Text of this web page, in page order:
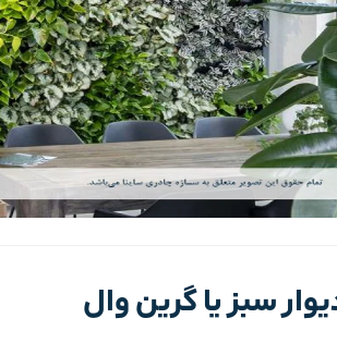
سبز یا گرین وال